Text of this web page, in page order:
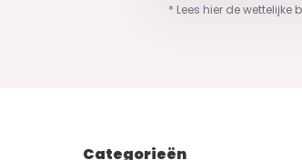
* Lees hier de wettelijke
Categorieën